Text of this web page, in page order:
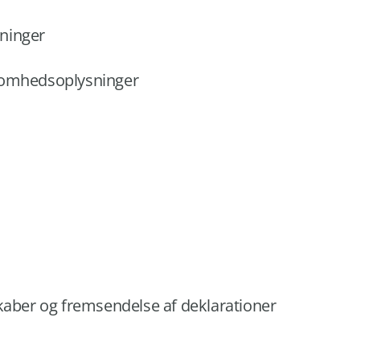
og fremsendelse af deklarationer